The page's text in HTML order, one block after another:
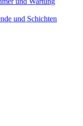
und Schichten